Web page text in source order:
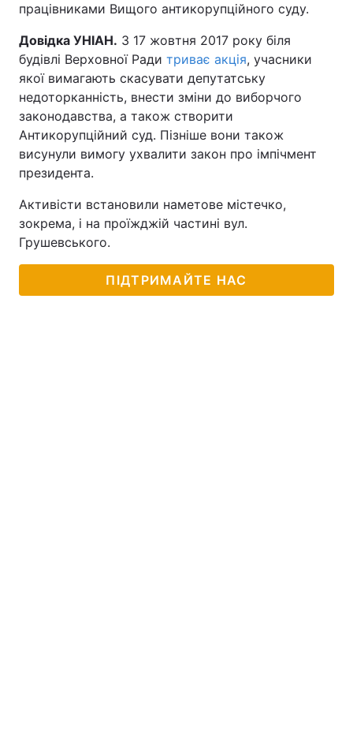
працівниками Вищого антикорупційного суду.
Довідка УНІАН. З 17 жовтня 2017 року біля
будівлі Верховної Ради триває акція, учасники
якої вимагають скасувати депутатську
недоторканність, внести зміни до виборчого
законодавства, а також створити
Антикорупційний суд. Пізніше вони також
висунули вимогу ухвалити закон про імпічмент
президента.
Активісти встановили наметове містечко,
зокрема, і на проїжджій частині вул.
Грушевського.
ПІДТРИМАЙТЕ НАС